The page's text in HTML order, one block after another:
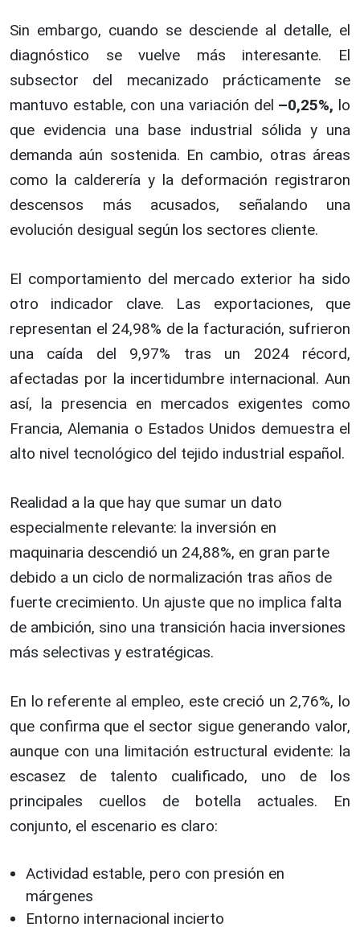
Sin embargo, cuando se desciende al detalle, el
diagnóstico se vuelve más interesante. El
subsector del mecanizado prácticamente se
mantuvo estable, con una variación del –0,25%, lo
que evidencia una base industrial sólida y una
demanda aún sostenida. En cambio, otras áreas
como la calderería y la deformación registraron
descensos más acusados, señalando una
evolución desigual según los sectores cliente.
El comportamiento del mercado exterior ha sido
otro indicador clave. Las exportaciones, que
representan el 24,98% de la facturación, sufrieron
una caída del 9,97% tras un 2024 récord,
afectadas por la incertidumbre internacional. Aun
así, la presencia en mercados exigentes como
Francia, Alemania o Estados Unidos demuestra el
alto nivel tecnológico del tejido industrial español.
Realidad a la que hay que sumar un dato
especialmente relevante: la inversión en
maquinaria descendió un 24,88%, en gran parte
debido a un ciclo de normalización tras años de
fuerte crecimiento. Un ajuste que no implica falta
de ambición, sino una transición hacia inversiones
más selectivas y estratégicas.
En lo referente al empleo, este creció un 2,76%, lo
que confirma que el sector sigue generando valor,
aunque con una limitación estructural evidente: la
escasez de talento cualificado, uno de los
principales cuellos de botella actuales. En
conjunto, el escenario es claro:
Actividad estable, pero con presión en
márgenes
Entorno internacional incierto